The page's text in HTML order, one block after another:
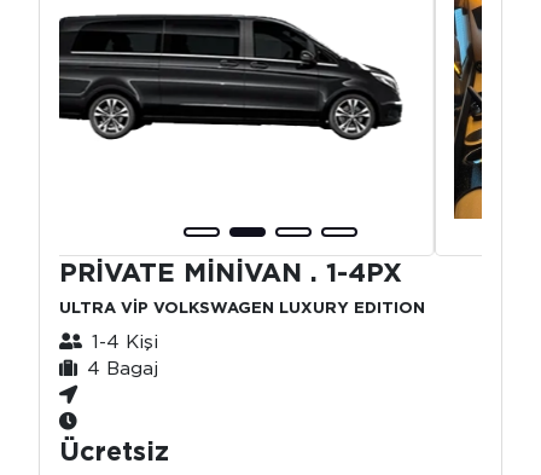
PRİVATE MİNİVAN . 1-4PX
ULTRA VİP VOLKSWAGEN LUXURY EDITION
1-4 Kişi
4 Bagaj
Ücretsiz